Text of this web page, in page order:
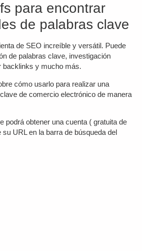
para encontrar
de palabras clave
de SEO increíble y versátil. Puede
de palabras clave, investigación
backlinks y mucho más.
cómo usarlo para realizar una
de comercio electrónico de manera
podrá obtener una cuenta ( gratuita de
URL en la barra de búsqueda del